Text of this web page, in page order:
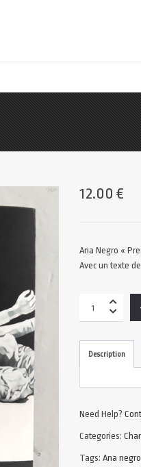
12.00€
Ana Negro «
Avec un texte
Description
Need Help?
Categories:
Tags:Ana negro